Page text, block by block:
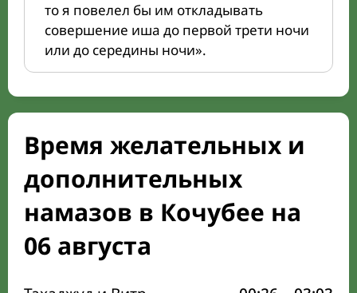
то я повелел бы им откладывать
совершение иша до первой трети ночи
или до середины ночи».
Время желательных и
дополнительных
намазов в Кочубее на
06 августа